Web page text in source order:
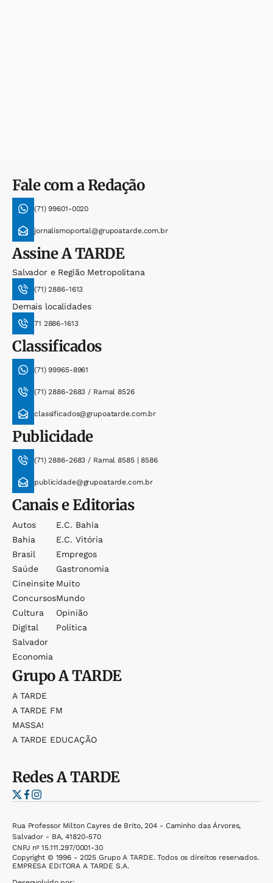
Fale com a Redação
(71) 99601-0020
jornalismoportal@grupoatarde.com.br
AssineA TARDE
Salvador e Região Metropolitana
(71) 2886-1613
Demais localidades
71 2886-1613
Classificados
(71) 99965-8961
(71) 2886-2683 / Ramal 8526
classificados@grupoatarde.com.br
Publicidade
(71) 2886-2683 / Ramal 8585 | 8586
publicidade@grupoatarde.com.br
Canais e Editorias
Autos
Bahia
Brasil
Saúde
Cineinsite
Concursos
Cultura
Digital
Salvador
Economia
E.c. Bahia
E.c. Vitória
Empregos
Gastronomia
Muito
Mundo
Opinião
Política
GrupoA TARDE
A TARDE
A TARDE FM
MASSA!
A TARDE EDUCAÇÃO
RedesA TARDE
Rua Professor Milton Cayres de Brito, 204 - Caminho das Árvores,
Salvador - BA, 41820-570
CNPJ nº 15.111.297/0001-30
Copyright © 1996 - 2025 Grupo A TARDE. Todos os direitos reservados.
EMPRESA EDITORA A TARDE S.A.